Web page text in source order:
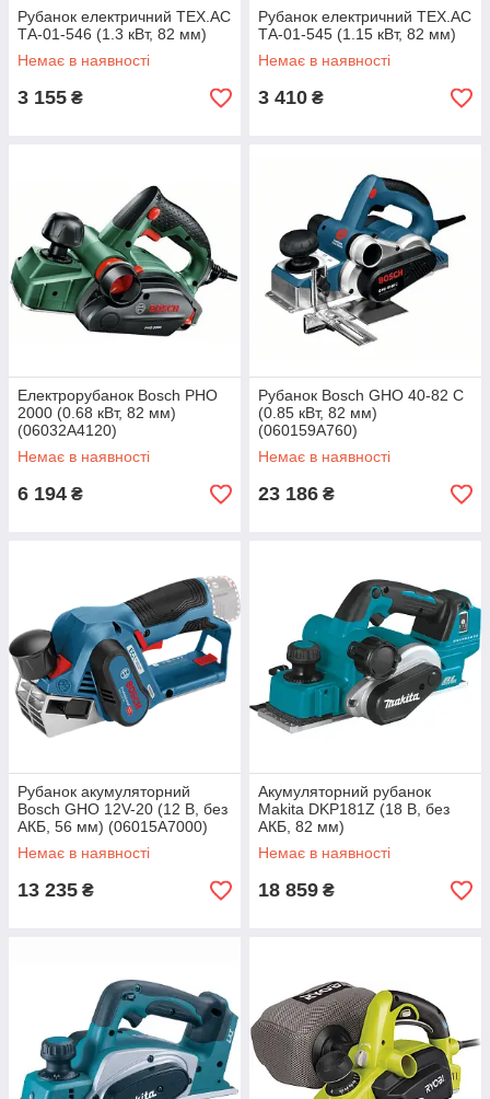
Рубанок електричний TEX.AC
ТА-01-546 (1.3 кВт, 82 мм)
Немає в наявності
3 155 ₴
Рубанок електричний TEX.AC
ТА-01-545 (1.15 кВт, 82 мм)
Немає в наявності
3 410 ₴
Електрорубанок Bosch PHO
2000 (0.68 кВт, 82 мм)
(06032A4120)
Немає в наявності
6 194 ₴
Рубанок Bosch GHO 40-82 С
(0.85 кВт, 82 мм)
(060159A760)
Немає в наявності
23 186 ₴
Рубанок акумуляторний
Bosch GHO 12V-20 (12 В, без
АКБ, 56 мм) (06015A7000)
Немає в наявності
13 235 ₴
Акумуляторний рубанок
Makita DKP181Z (18 В, без
АКБ, 82 мм)
Немає в наявності
18 859 ₴